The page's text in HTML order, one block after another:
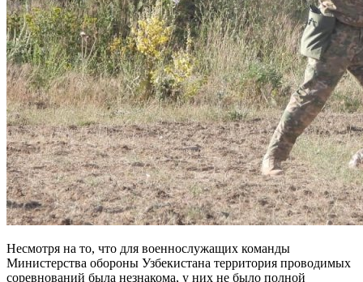
Несмотря на то, что для военнослужащих команды
Министерства обороны Узбекистана территория проводимых
соревнований была незнакома, у них не было полной